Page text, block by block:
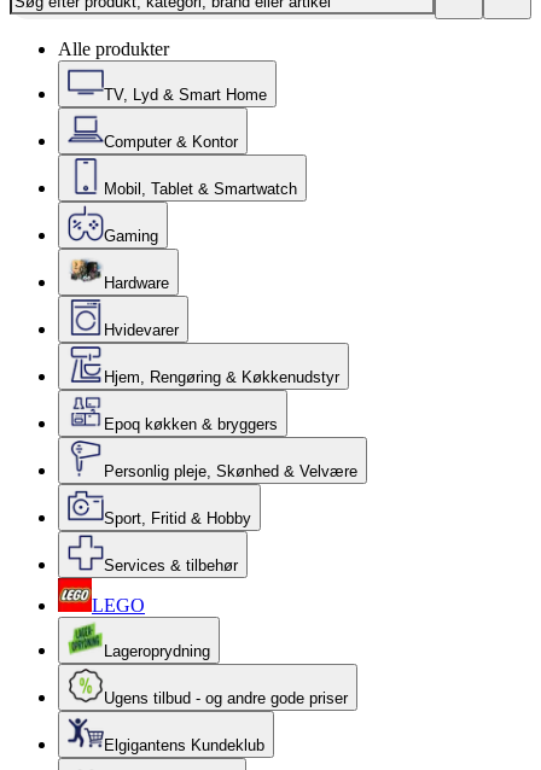
Alle produkter
TV, Lyd & Smart Home
Computer & Kontor
Mobil, Tablet & Smartwatch
Gaming
Hardware
Hvidevarer
Hjem, Rengøring & Køkkenudstyr
Epoq køkken & bryggers
Personlig pleje, Skønhed & Velvære
Sport, Fritid & Hobby
Services & tilbehør
LEGO
Lageroprydning
Ugens tilbud - og andre gode priser
Elgigantens Kundeklub